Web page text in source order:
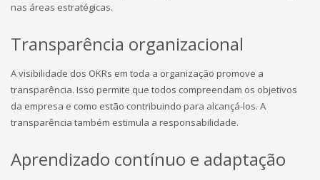
nas áreas estratégicas.
Transparência organizacional
A visibilidade dos OKRs em toda a organização promove a
transparência. Isso permite que todos compreendam os objetivos
da empresa e como estão contribuindo para alcançá-los. A
transparência também estimula a responsabilidade.
Aprendizado contínuo e adaptação